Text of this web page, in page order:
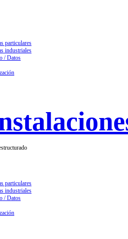
particulares
industriales
/ Datos
particulares
industriales
/ Datos